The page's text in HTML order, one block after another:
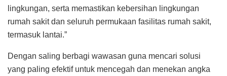
lingkungan, serta memastikan kebersihan lingkungan
rumah sakit dan seluruh permukaan fasilitas rumah sakit,
termasuk lantai.”
Dengan saling berbagi wawasan guna mencari solusi
yang paling efektif untuk mencegah dan menekan angka